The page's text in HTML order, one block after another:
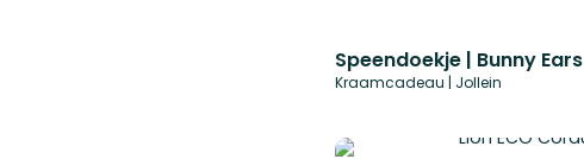
Speendoekje | Bunny Ears
Kraamcadeau | Jollein